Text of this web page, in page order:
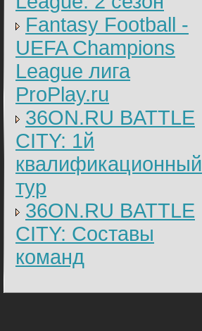
Fantasy Football -
UEFA Champions
League лига
ProPlay.ru
36ON.RU BATTLE
CITY: 1й
квалификационный
тур
36ON.RU BATTLE
CITY: Составы
команд